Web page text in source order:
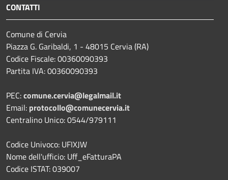
CONTATTI
Comune di Cervia
Piazza G. Garibaldi, 1 - 48015 Cervia (RA)
Codice Fiscale: 00360090393
Partita IVA: 00360090393
PEC:comune.cervia@legalmail.it
Email: protocollo@comunecervia.it
Centralino Unico: 0544/979111
Codice Univoco: UFIXJW
Nome dell'ufficio: Uff_eFatturaPA
Codice ISTAT: 039007